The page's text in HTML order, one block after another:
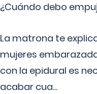
¿Cuándo debo
La matrona te
mujeres
con la epidural es
acabar cua...